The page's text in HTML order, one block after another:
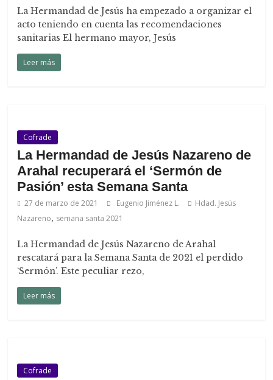
La Hermandad de Jesús ha empezado a organizar el
acto teniendo en cuenta las recomendaciones
sanitarias El hermano mayor, Jesús
Leer más
Cofrade
La Hermandad de Jesús Nazareno de
Arahal recuperará el ‘Sermón de
Pasión’ esta Semana Santa
27 de marzo de 2021 Eugenio Jiménez L.
Hdad. Jesús
Nazareno, semana santa 2021
La Hermandad de Jesús Nazareno de Arahal
rescatará para la Semana Santa de 2021 el perdido
‘Sermón’. Este peculiar rezo,
Leer más
Cofrade